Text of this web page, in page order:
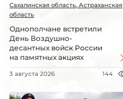
Сахалинская область, Астраханская
область
Однополчане встретили
День Воздушно-
десантных войск России
на памятных акциях
3 августа 2026 144